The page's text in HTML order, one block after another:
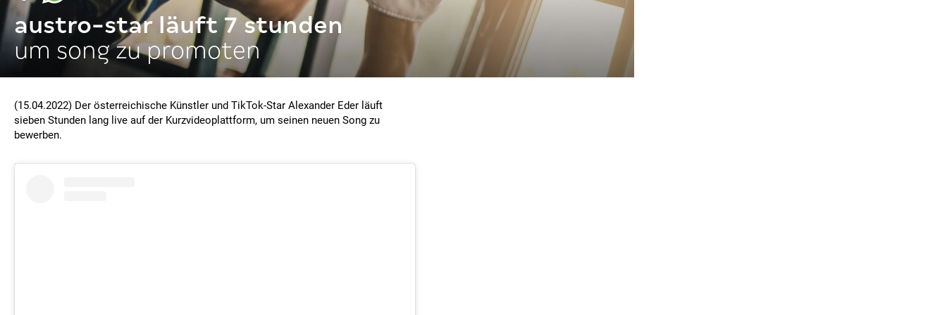
austro-star läuft 7 stunden
um song zu promoten
(15.04.2022) Der österreichische Künstler und TikTok-Star Alexander Eder läuft
sieben Stunden lang live auf der Kurzvideoplattform, um seinen neuen Song zu
bewerben.